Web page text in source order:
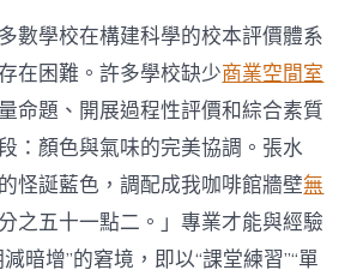
數學校在構建科學的校本評價體系
在困難。許多學校缺少商業空間室
命題、開展過程性評價和綜合素質
：顏色與氣味的完美協調。張水
怪誕藍色，調配成我咖啡館牆壁無
之五十一點二。」專業才能與經驗
暗增”的窘境，即以“課堂練習”“單